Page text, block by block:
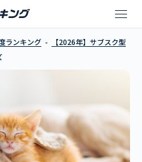
ランキング
【2026年】サブスク型